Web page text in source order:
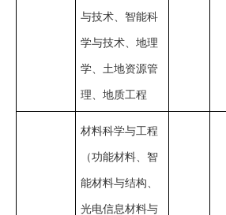
与技术、智能科
学与技术、地理
学、土地资源管
理、地质工程
材料科学与工程
（功能材料、智
能材料与结构、
光电信息材料与